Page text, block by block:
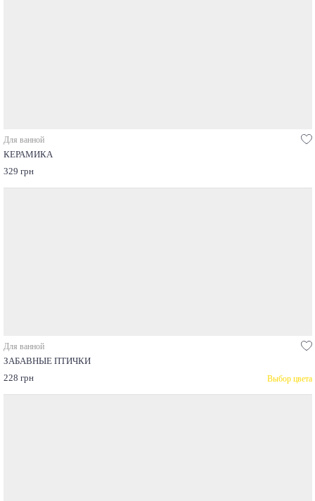
Для ванной
КЕРАМИКА
329 грн
Для ванной
ЗАБАВНЫЕ ПТИЧКИ
228 грн
Выбор цвета